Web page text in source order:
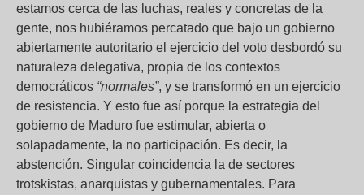
estamos cerca de las luchas, reales y concretas de la
gente, nos hubiéramos percatado que bajo un gobierno
abiertamente autoritario el ejercicio del voto desbordó su
naturaleza delegativa, propia de los contextos
democráticos “normales”, y se transformó en un ejercicio
de resistencia. Y esto fue así porque la estrategia del
gobierno de Maduro fue estimular, abierta o
solapadamente, la no participación. Es decir, la
abstención. Singular coincidencia la de sectores
trotskistas, anarquistas y gubernamentales. Para